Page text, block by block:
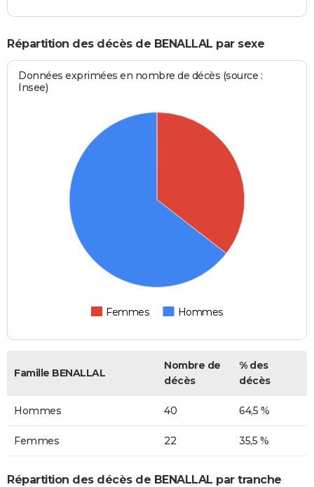
Répartition des décès de BENALLAL par sexe
Données exprimées en nombre de décès (source :
Insee)
Femmes Hommes
Famille BENALLAL
Nombre de
décès
% des
décès
Hommes 40 64,5 %
Femmes 22 35,5 %
Répartition des décès de BENALLAL par tranche